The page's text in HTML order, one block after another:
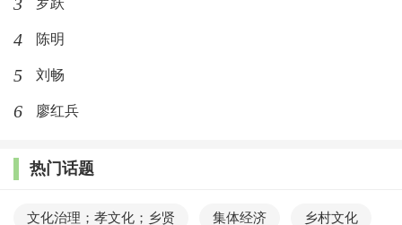
罗跃
4 陈明
5 刘畅
6 廖红兵
热门话题
文化治理；孝文化；乡贤 集体经济 乡村文化